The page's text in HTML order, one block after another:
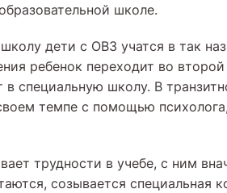
школе.
дети с ОВЗ учатся в так
ребенок переходит во
в специальную школу. В
темпе с помощью
трудности в учебе, с ним
созывается специальная